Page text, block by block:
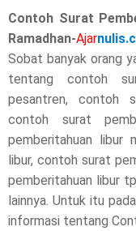
t
p
l
e
a
Contoh Surat
Ramadhan-Ajar
Sobat banyak orang
tentang contoh
pesantren, contoh
contoh surat
pemberitahuan libur
libur, contoh surat
pemberitahuan libur
lainnya. Untuk itu
informasi tentang